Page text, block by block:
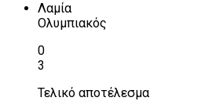
Λαμία
Ολυμπιακός
0
3
Τελικό αποτέλεσμα